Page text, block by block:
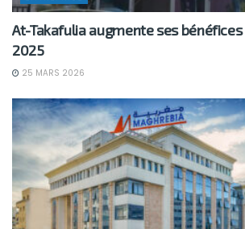
At-Takafulia augmente ses bénéfices
2025
25 MARS 2026